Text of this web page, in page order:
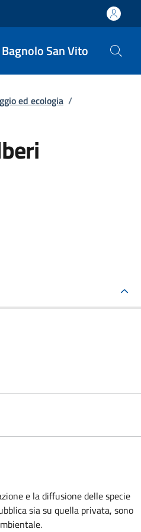
San Vito
ed ecologia /
e la diffusione delle specie
sia su quella privata, sono